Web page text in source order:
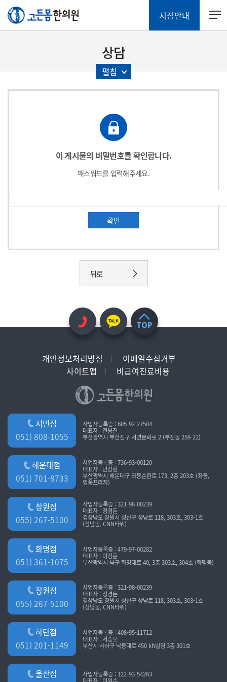
지점안내
상담
펼침
이 게시물의 비밀번호를 확인합니다.
패스워드를 입력해주세요.
확인
뒤로
TOP
개인정보처리방침
이메일수집거부
사이트맵
비급여진료비용
서면점
051) 808-1055
사업자등록증 : 605-92-27584
대표자 : 전응진
부산광역시 부산진구 서면문화로 2 (부전동 259-22)
해운대점
051) 701-8733
사업자등록증 : 736-93-00120
대표자 : 빈창현
부산광역시 해운대구 좌동순환로 173, 2층 203호 (좌동,
영풍프라자)
창원점
055) 267-5100
사업자등록증 : 321-98-00239
대표자 : 정경돈
경상남도 창원시 성산구 상남로 118, 303호, 303-1호
(상남동, CNN타워)
화명점
051) 361-1075
사업자등록증 : 479-97-00282
대표자 : 이정훈
부산광역시 북구 화명대로 40, 3층 303호, 304호 (화명동)
창원점
055) 267-5100
사업자등록증 : 321-98-00239
대표자 : 정경돈
경상남도 창원시 성산구 상남로 118, 303호, 303-1호
(상남동, CNN타워)
하단점
051) 201-1149
사업자등록증 : 408-95-11712
대표자 : 서승모
부산시 사하구 낙동대로 450 kh빌딩 3층 301호
울산점
사업자등록증 : 122-93-54263